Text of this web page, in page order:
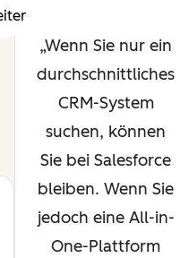
Wenn Sie nur ein
durchschnittliches
CRM-System
suchen, können
Sie bei Salesforce
bleiben. Wenn Sie
jedoch eine All-in-
One-Plattform